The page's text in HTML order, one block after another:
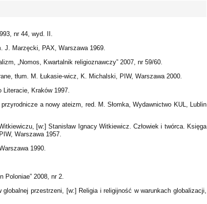
nr 44, wyd. II.
J. Marzęcki, PAX, Warszawa 1969.
„Nomos, Kwartalnik religioznawczy” 2007, nr 59/60.
tłum. M. Łukasie-wicz, K. Michalski, PIW, Warszawa 2000.
Kraków 1997.
a nowy ateizm, red. M. Słomka, Wydawnictwo KUL, Lublin
[w:] Stanisław Ignacy Witkiewicz. Człowiek i twórca. Księga
Warszawa 1957.
1990.
2008, nr 2.
globalnej przestrzeni, [w:] Religia i religijność w warunkach globalizacji,